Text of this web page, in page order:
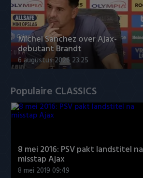
Míchel Sanchez over Ajax-
debutant Brandt
6 augustus 2026 23:25
Populaire CLASSICS
8 mei 2016: PSV pakt landstitel na
misstap Ajax
8 mei 2019 09:49